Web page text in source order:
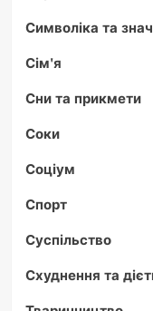
Символіка та
Сім'я
Сни та прикмети
Соки
Соціум
Спорт
Суспільство
Схуднення та